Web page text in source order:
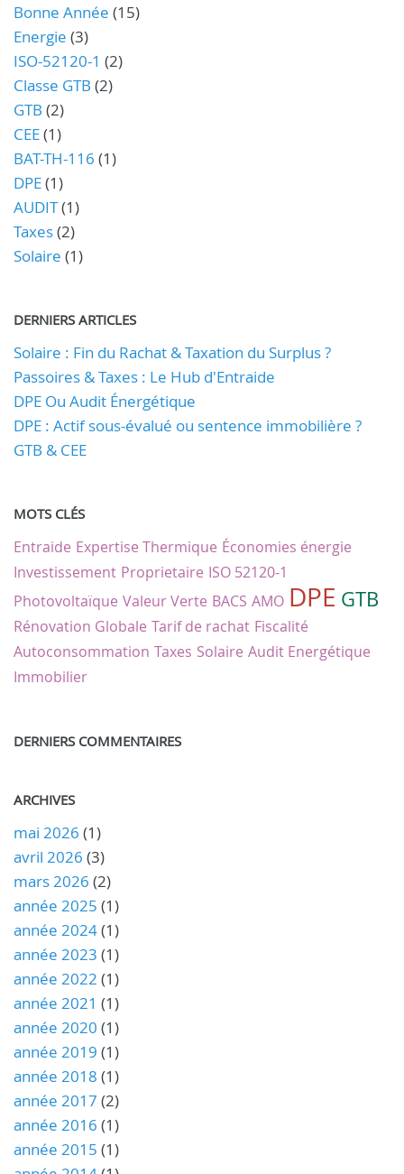
Bonne Année (15)
Energie (3)
ISO-52120-1 (2)
Classe GTB (2)
GTB (2)
CEE(1)
BAT-TH-116 (1)
DPE(1)
AUDIT(1)
Taxes(2)
Solaire (1)
DERNIERS ARTICLES
Solaire : Fin du Rachat & Taxation du Surplus ?
Passoires & Taxes : Le Hub d'Entraide
DPE Ou Audit Énergétique
DPE : Actif sous-évalué ou sentence immobilière ?
GTB & CEE
MOTS CLÉS
Entraide Expertise Thermique Économies énergie
Investissement Proprietaire ISO 52120-1
Photovoltaïque Valeur Verte BACS AMO DPE GTB
Rénovation Globale Tarif de rachat Fiscalité
Autoconsommation Taxes Solaire Audit Energétique
Immobilier
DERNIERS COMMENTAIRES
ARCHIVES
mai 2026 (1)
avril 2026 (3)
mars 2026 (2)
année 2025 (1)
année 2024(1)
année 2023 (1)
année 2022 (1)
année 2021 (1)
année 2020 (1)
année 2019 (1)
année 2018 (1)
année 2017 (2)
année 2016 (1)
année 2015 (1)